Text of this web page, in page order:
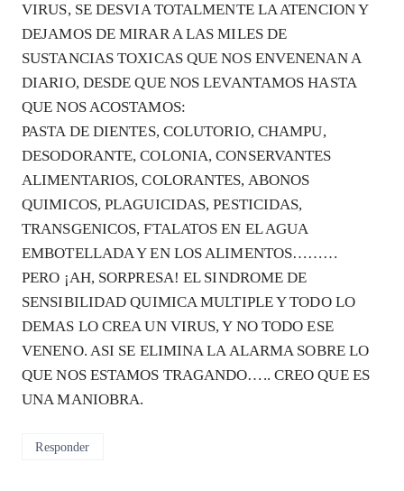
VIRUS, SE DESVIA TOTALMENTE LA ATENCION Y
DEJAMOS DE MIRAR A LAS MILES DE
SUSTANCIAS TOXICAS QUE NOS ENVENENAN A
DIARIO, DESDE QUE NOS LEVANTAMOS HASTA
QUE NOS ACOSTAMOS:
PASTA DE DIENTES, COLUTORIO, CHAMPU,
DESODORANTE, COLONIA, CONSERVANTES
ALIMENTARIOS, COLORANTES, ABONOS
QUIMICOS, PLAGUICIDAS, PESTICIDAS,
TRANSGENICOS, FTALATOS EN EL AGUA
EMBOTELLADA Y EN LOS ALIMENTOS………
PERO ¡AH, SORPRESA! EL SINDROME DE
SENSIBILIDAD QUIMICA MULTIPLE Y TODO LO
DEMAS LO CREA UN VIRUS, Y NO TODO ESE
VENENO. ASI SE ELIMINA LA ALARMA SOBRE LO
QUE NOS ESTAMOS TRAGANDO….. CREO QUE ES
UNA MANIOBRA.
Responder